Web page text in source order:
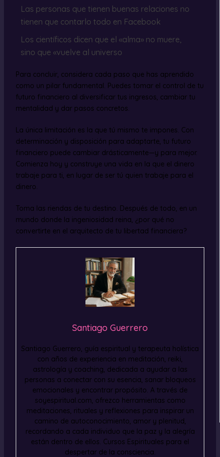
Las personas que tienen buenas relaciones no
tienen que contarlo todo en Facebook
Los científicos dicen que el «alma» no muere,
sino que «vuelve al universo
Para concluir, considera cada paso que has aprendido
como un pilar fundamental. Puedes tomar el control de tu
futuro financiero al diversificar tus ingresos, cambiar tu
mentalidad y dar pasos concretos.
La única limitación es la que tú mismo te impones. Con
determinación y disposición para adaptarte, tu futuro
financiero puede cambiar drásticamente—y para mejor.
Comienza hoy y construye una vida en la que el dinero
trabaje para ti, en lugar de ser tú quien trabaje para el
dinero.
Toma las riendas de tu destino. Después de todo, en un
mundo donde la ingeniosidad reina, ¿por qué no
convertirte en el arquitecto de tu libertad financiera?
Santiago Guerrero
Santiago Guerrero, guía espiritual y terapeuta holística
con años de experiencia en meditación, reiki,
astrología y coaching, dedicada a ayudar a las
personas a conectar con su esencia, sanar bloqueos
emocionales y encontrar propósito. A través de
soyespiritual.com, ofrezco herramientas como
meditaciones, rituales y reflexiones para inspirar un
camino de autoconocimiento, amor y plenitud,
recordando a cada individuo que la paz y la alegría
están dentro de ellos. Cursos Espirituales para el
despertar de la consciencia.